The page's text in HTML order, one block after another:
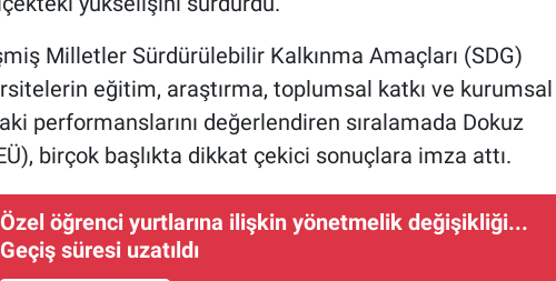
Milletler Sürdürülebilir Kalkınma Amaçları (SDG)
eğitim, araştırma, toplumsal katkı ve kurumsal
performanslarını değerlendiren sıralamada Dokuz
birçok başlıkta dikkat çekici sonuçlara imza attı.
Özel öğrenci yurtlarına ilişkin yönetmelik değişikliği...
Geçiş süresi uzatıldı